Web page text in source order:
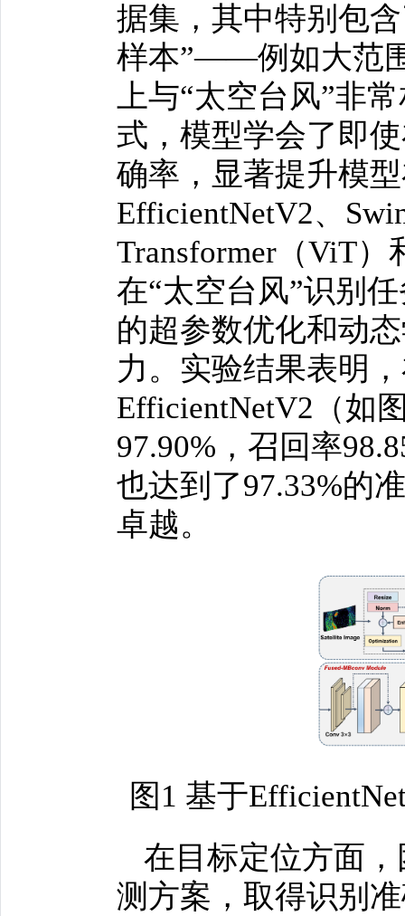
据集，其中特别包
样本”——例如大范
上与“太空台风”非
式，模型学会了即
确率，显著提升模
EfficientNetV2、
Transformer（ViT）
在“太空台风”识别
的超参数优化和动
力。实验结果表明
EfficientNetV2（如
97.90%，召回率
也达到了97.33%的
卓越。
图1 基于
在目标定位方面
测方案，取得识别